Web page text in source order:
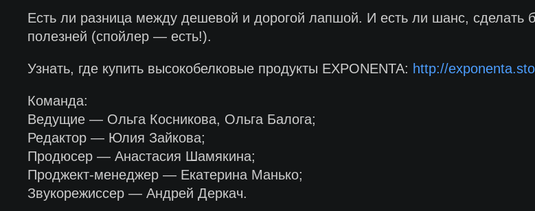
Есть ли разница между дешевой и дорогой лапшой. И есть ли шанс, сделать
полезней (спойлер — есть!).
Узнать, где купить высокобелковые продукты EXPONENTA: http://
Команда:
Ведущие — Ольга Косникова, Ольга Балога;
Редактор — Юлия Зайкова;
Продюсер — Анастасия Шамякина;
Проджект-менеджер — Екатерина Манько;
Звукорежиссер — Андрей Деркач.